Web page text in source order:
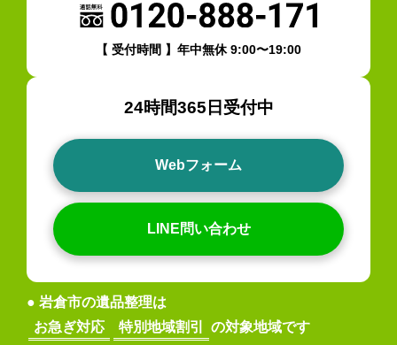
【 受付時間 】年中無休 9:00〜19:00
24時間365日受付中
Webフォーム
LINE問い合わせ
● 岩倉市の遺品整理は
お急ぎ対応
特別地域割引 の対象地域です